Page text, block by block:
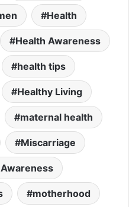
Health
Health Awareness
health tips
Healthy Living
maternal health
Miscarriage
motherhood